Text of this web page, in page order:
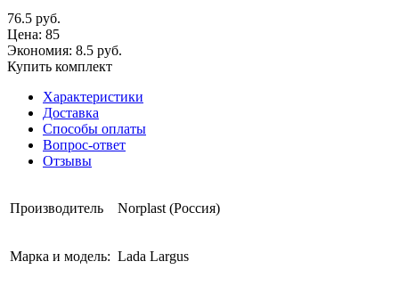
76.5 руб.
Цена: 85
Экономия: 8.5 руб.
Купить комплект
Характеристики
Доставка
Способы оплаты
Вопрос-ответ
Отзывы
Производитель Norplast (Россия)
Марка и модель: Lada Largus